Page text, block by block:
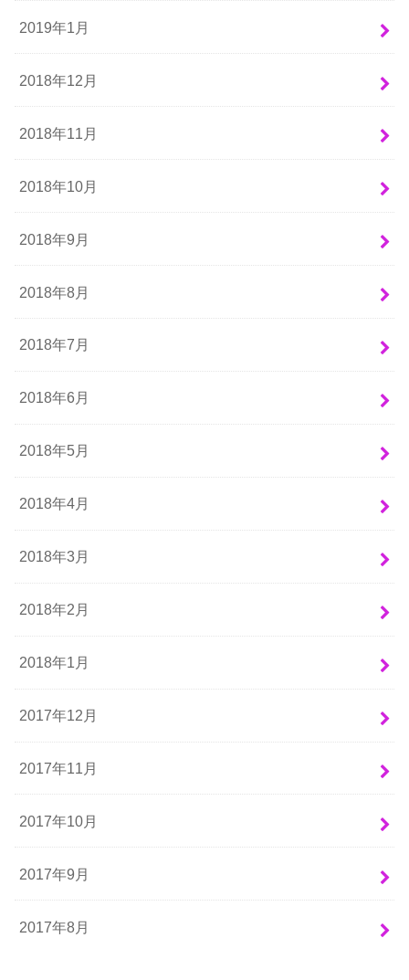
2019年1月
2018年12月
2018年11月
2018年10月
2018年9月
2018年8月
2018年7月
2018年6月
2018年5月
2018年4月
2018年3月
2018年2月
2018年1月
2017年12月
2017年11月
2017年10月
2017年9月
2017年8月